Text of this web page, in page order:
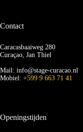
Contact
Caracasbaaiweg 280
Curaçao, Jan Thiel
Mail: info@stage-curacao.nl
Mobiel: +599 9 663 71 41
Openingstijden